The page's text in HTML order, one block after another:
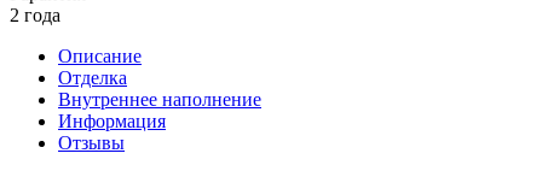
2 года
Описание
Отделка
Внутреннее наполнение
Информация
Отзывы